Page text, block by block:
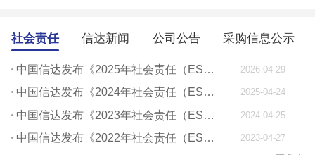
社会责任 信达新闻 公司公告 采购信息公示
中国信达发布《2025年社会责任（ESG）报告》 2026-04-29
中国信达发布《2024年社会责任（ESG）报告》 2025-04-24
中国信达发布《2023年社会责任（ESG）报告》 2024-04-25
中国信达发布《2022年社会责任（ESG）报告》
2023-04-27